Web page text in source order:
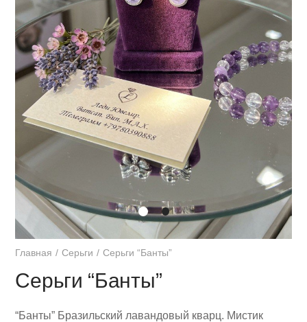
Главная Серьги Серьги “Банты”
Серьги “Банты”
“Банты” Бразильский лавандовый кварц. Мистик